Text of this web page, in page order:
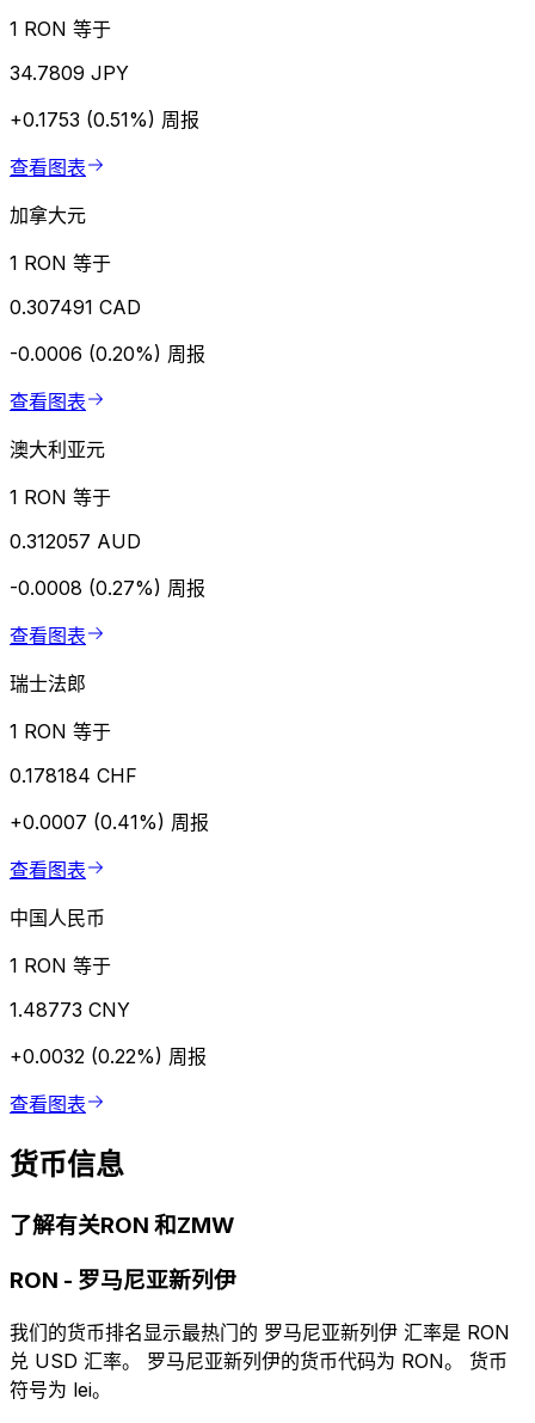
1 RON 等于
34.7809 JPY
+0.1753 (0.51%) 周报
查看图表
加拿大元
1 RON 等于
0.307491 CAD
-0.0006 (0.20%) 周报
查看图表
澳大利亚元
1 RON 等于
0.312057 AUD
-0.0008 (0.27%) 周报
查看图表
瑞士法郎
1 RON 等于
0.178184 CHF
+0.0007 (0.41%) 周报
查看图表
中国人民币
1 RON 等于
1.48773 CNY
+0.0032 (0.22%) 周报
查看图表
货币信息
了解有关RON 和ZMW
RON - 罗马尼亚新列伊
我们的货币排名显示最热门的 罗马尼亚新列伊 汇率是 RON
兑 USD 汇率。 罗马尼亚新列伊的货币代码为 RON。 货币
符号为 lei。